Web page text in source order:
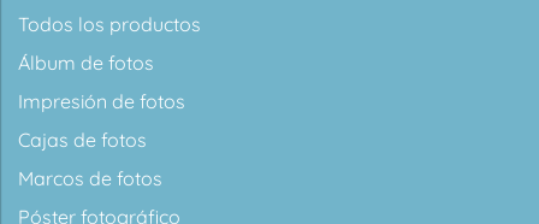
Todos los productos
Álbum de fotos
Impresión de fotos
Cajas de fotos
Marcos de fotos
Póster fotográfico